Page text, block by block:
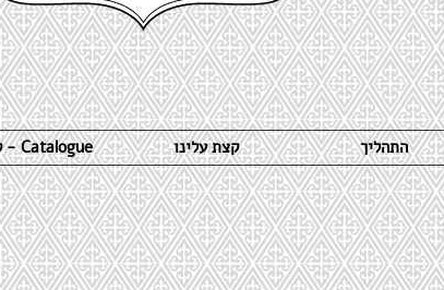
קטלוג - Catalogue קצת עלינו התהליך